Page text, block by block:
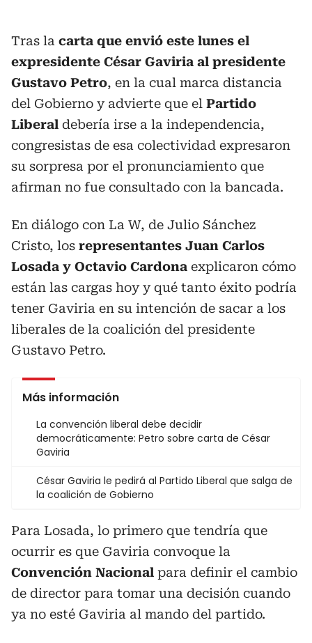
Tras la carta que envió este lunes el
expresidente César Gaviria al presidente
Gustavo Petro, en la cual marca distancia
del Gobierno y advierte que el Partido
Liberal debería irse a la independencia,
congresistas de esa colectividad expresaron
su sorpresa por el pronunciamiento que
afirman no fue consultado con la bancada.
En diálogo con La W, de Julio Sánchez
Cristo, los representantes Juan Carlos
Losada y Octavio Cardona explicaron cómo
están las cargas hoy y qué tanto éxito podría
tener Gaviria en su intención de sacar a los
liberales de la coalición del presidente
Gustavo Petro.
Más información
La convención liberal debe decidir
democráticamente: Petro sobre carta de César
Gaviria
César Gaviria le pedirá al Partido Liberal que salga de
la coalición de Gobierno
Para Losada, lo primero que tendría que
ocurrir es que Gaviria convoque la
Convención Nacional para definir el cambio
de director para tomar una decisión cuando
ya no esté Gaviria al mando del partido.